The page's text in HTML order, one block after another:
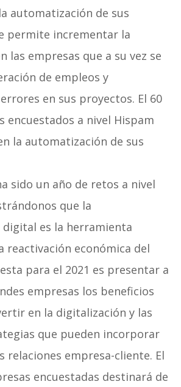
automatización de sus
permite incrementar la
las empresas que a su vez se
de empleos y
en sus proyectos. El 60
encuestados a nivel Hispam
la automatización de sus
sido un año de retos a nivel
que la
es la herramienta
reactivación económica del
para el 2021 es presentar a
empresas los beneficios
en la digitalización y las
que pueden incorporar
relaciones empresa-cliente. El
encuestadas destinará de